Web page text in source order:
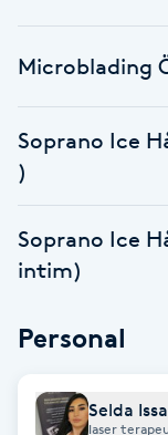
Brynplockning
C
Celluliter
Microblading
Soprano Ice
)
Soprano Ice
intim)
Personal
Selda Issa
laser